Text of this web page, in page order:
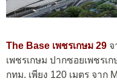
The Base เพชรเกษม 29 จ
เพชรเกษม ปากซอยเพชรเ
กทม. เพียง 120 เมตร จาก